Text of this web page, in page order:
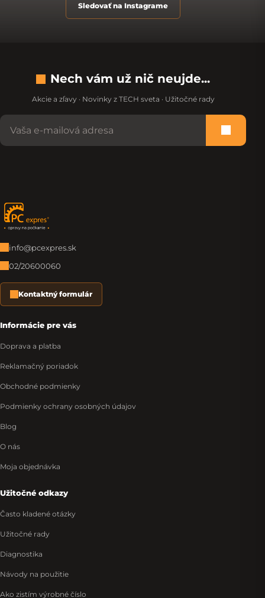
Sledovať na Instagrame
Nech vám už nič neujde...
Akcie a zľavy · Novinky z TECH sveta · Užitočné rady
Nevypĺňajte toto pole:
Zápätie
info@pcexpres.sk
02/20600060
Kontaktný formulár
Informácie pre vás
Doprava a platba
Reklamačný poriadok
Obchodné podmienky
Podmienky ochrany osobných údajov
Blog
O nás
Moja objednávka
Užitočné odkazy
Často kladené otázky
Užitočné rady
Diagnostika
Návody na použitie
Ako zistím výrobné číslo